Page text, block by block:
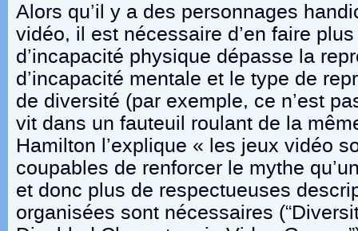
Alors qu’il y a des personnages
vidéo, il est nécessaire d’en faire
d’incapacité physique dépasse la
d’incapacité mentale et le type de
de diversité (par exemple, ce n’est
vit dans un fauteuil roulant de la
Hamilton l’explique « les jeux vidéo
coupables de renforcer le mythe
et donc plus de respectueuses
organisées sont nécessaires